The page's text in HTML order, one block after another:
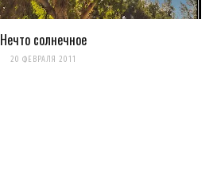
Нечто солнечное
20 ФЕВРАЛЯ 2011